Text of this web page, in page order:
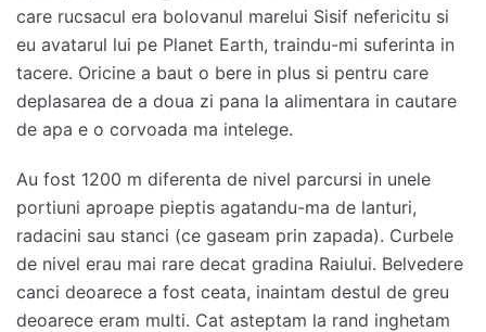
care rucsacul era bolovanul marelui Sisif nefericitu si
eu avatarul lui pe Planet Earth, traindu-mi suferinta in
tacere. Oricine a baut o bere in plus si pentru care
deplasarea de a doua zi pana la alimentara in cautare
de apa e o corvoada ma intelege.
Au fost 1200 m diferenta de nivel parcursi in unele
portiuni aproape pieptis agatandu-ma de lanturi,
radacini sau stanci (ce gaseam prin zapada). Curbele
de nivel erau mai rare decat gradina Raiului. Belvedere
canci deoarece a fost ceata, inaintam destul de greu
deoarece eram multi. Cat asteptam la rand inghetam